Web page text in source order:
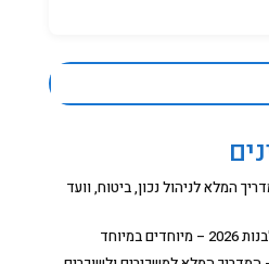
המלא לניהול נכון, ביטוח, וועד